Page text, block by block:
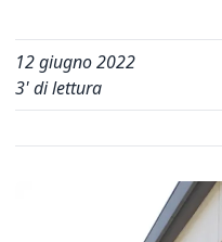
12 giugno 2022
3' di lettura